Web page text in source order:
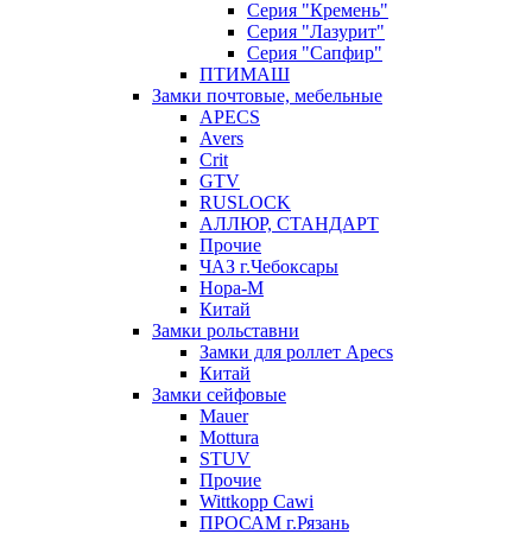
Серия "Кремень"
Серия "Лазурит"
Серия "Сапфир"
ПТИМАШ
Замки почтовые, мебельные
APECS
Avers
Crit
GTV
RUSLOCK
АЛЛЮР, СТАНДАРТ
Прочие
ЧАЗ г.Чебоксары
Нора-М
Китай
Замки рольставни
Замки для роллет Apecs
Китай
Замки сейфовые
Mauer
Mottura
STUV
Прочие
Wittkopp Cawi
ПРОСАМ г.Рязань